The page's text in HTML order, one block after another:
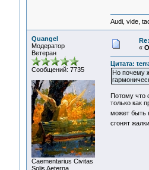
Audi, vide,
Quangel
Модератор
Ветеран
Сообщений: 7735
Сaementarius Civitas
Solis Aeterna
«
Цитата:
Но почему
Потому что
только как
может быть
сгонят